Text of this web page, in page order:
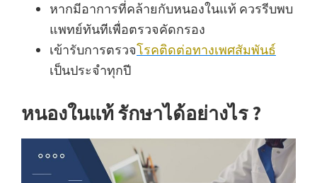
หากมีอาการที่คล้ายกับหนองในแท้ ควรรีบพบ
แพทย์ทันทีเพื่อตรวจคัดกรอง
เข้ารับการตรวจโรคติดต่อทางเพศสัมพันธ์
เป็นประจำทุกปี
หนองในแท้ รักษาได้อย่างไร ?